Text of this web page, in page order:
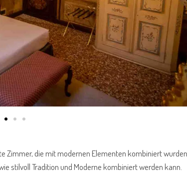
Zimmer, die mit modernen Elementen kombiniert
stilvoll Tradition und Moderne kombiniert werden kann.